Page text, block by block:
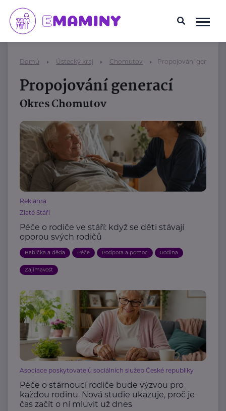
Domů Ústecký kraj Chomutov Propojování generací
Propojování generací
Okres Chomutov
Reklama
Zlaté Stáří
Péče o rodiče ve stáří: když se děti stávají
oporou svých rodičů
Babička a děda Péče Podpora a pomoc Rodina
Zajímavost
Asociace poskytovatelů sociálních služeb České republiky
Péče o stárnoucí rodiče bude výzvou pro
každou rodinu. Nová studie ukazuje, proč je
čas začít o ní mluvit už dnes